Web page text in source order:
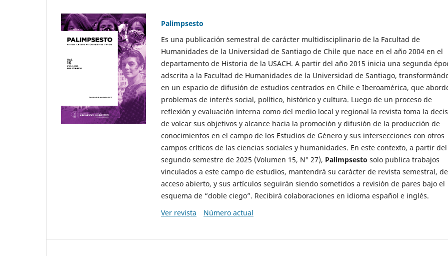
Palimpsesto
Es una publicación semestral de carácter multidisciplinario de la Facultad de
Humanidades de la Universidad de Santiago de Chile que nace en el año 2004 en el
departamento de Historia de la USACH. A partir del año 2015 inicia una segunda
adscrita a la Facultad de Humanidades de la Universidad de Santiago,
en un espacio de difusión de estudios centrados en Chile e Iberoamérica, que
problemas de interés social, político, histórico y cultura. Luego de un proceso de
reflexión y evaluación interna como del medio local y regional la revista toma la
de volcar sus objetivos y alcance hacia la promoción y difusión de la producción de
conocimientos en el campo de los Estudios de Género y sus intersecciones con otros
campos críticos de las ciencias sociales y humanidades. En este contexto, a partir del
segundo semestre de 2025 (Volumen 15, N° 27), Palimpsesto solo publica trabajos
vinculados a este campo de estudios, mantendrá su carácter de revista semestral, de
acceso abierto, y sus artículos seguirán siendo sometidos a revisión de pares bajo el
esquema de “doble ciego”. Recibirá colaboraciones en idioma español e inglés.
Ver revista
Número actual